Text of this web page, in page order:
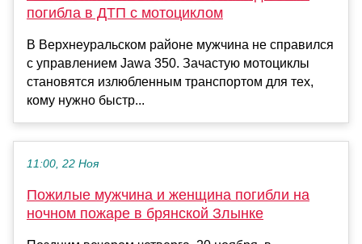
погибла в ДТП с мотоциклом
В Верхнеуральском районе мужчина не справился
с управлением Jawa 350. Зачастую мотоциклы
становятся излюбленным транспортом для тех,
кому нужно быстр...
11:00, 22 Ноя
Пожилые мужчина и женщина погибли на
ночном пожаре в брянской Злынке